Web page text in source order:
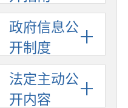
政府信息公
开制度
法定主动公
开内容